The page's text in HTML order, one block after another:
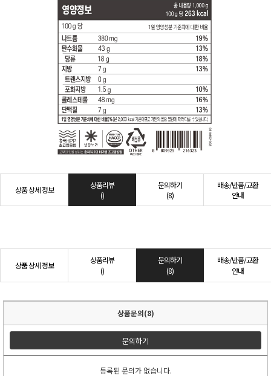
상품 상세 정보
상품리뷰
()
문의하기
(8)
배송/반품/교환
안내
상품 상세 정보
상품리뷰
()
문의하기
(8)
배송/반품/교환
안내
상품문의(8)
문의하기
등록된 문의가 없습니다.